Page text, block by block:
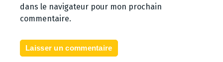
dans le navigateur pour mon prochain
commentaire.